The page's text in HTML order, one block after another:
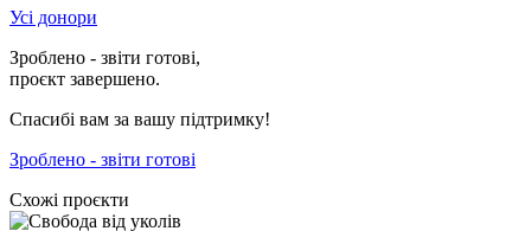
Усі донори
Зроблено - звіти готові,
проєкт завершено.
Спасибі вам за вашу підтримку!
Зроблено - звіти готові
Схожі проєкти